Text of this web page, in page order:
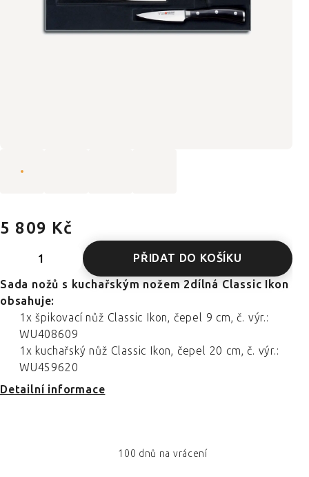
5 809 Kč
PŘIDAT DO KOŠÍKU
Sada nožů s kuchařským nožem 2dílná Classic Ikon
obsahuje:
1x špikovací nůž Classic Ikon, čepel 9 cm, č. výr.:
WU408609
1x kuchařský nůž Classic Ikon, čepel 20 cm, č. výr.:
WU459620
Detailní informace
100 dnů na vrácení